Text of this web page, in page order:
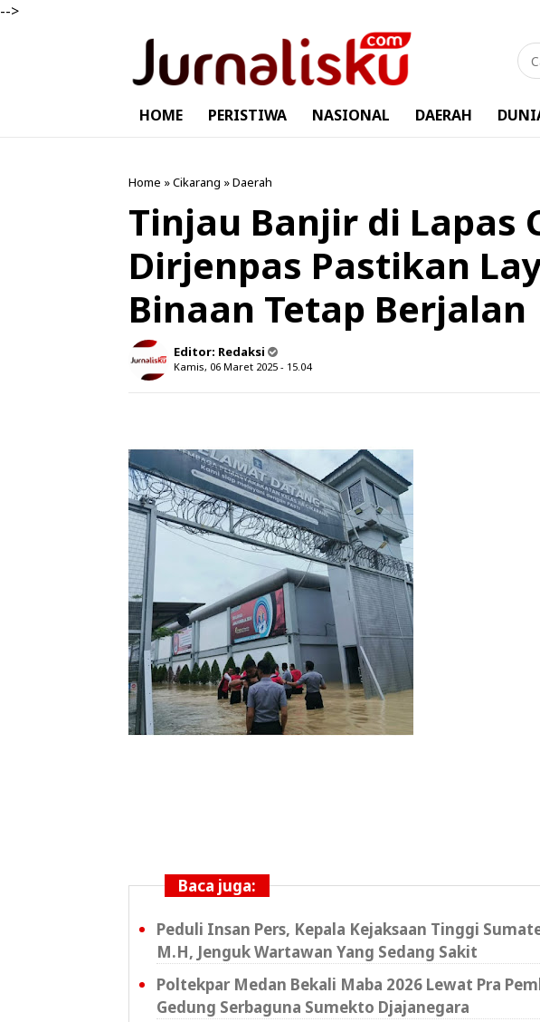
-->
HOME PERISTIWA NASIONAL DAERAH
Home »Cikarang »Daerah
Tinjau Banjir di Lapas
Dirjenpas Pastikan
Binaan Tetap Berjalan
Editor: Redaksi
Kamis, 06 Maret 2025 - 15.04
Baca juga:
Peduli Insan Pers, Kepala Kejaksaan Tinggi
M.H, Jenguk Wartawan Yang Sedang Sakit
Poltekpar Medan Bekali Maba 2026 Lewat Pra
Gedung Serbaguna Sumekto Djajanegara